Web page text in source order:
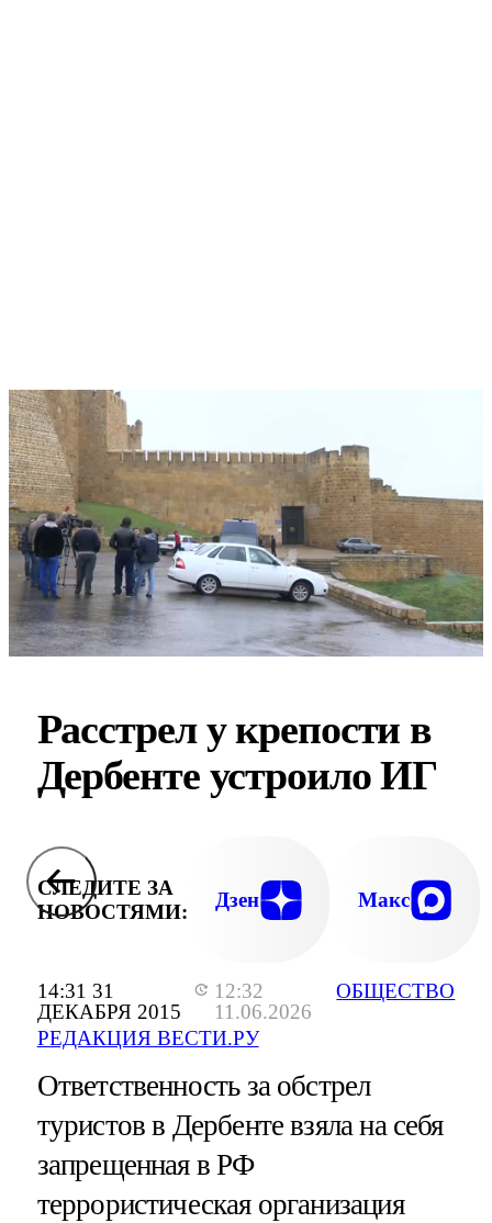
14:31 31
ДЕКАБРЯ 2015
12:32
11.06.2026
РЕДАКЦИЯ ВЕСТИ.РУ
ОБЩЕСТВО
Расстрел у крепости в
Дербенте устроило ИГ
СЛЕДИТЕ ЗА
НОВОСТЯМИ:
Дзен Макс
Ответственность за обстрел
туристов в Дербенте взяла на себя
запрещенная в РФ
террористическая организация